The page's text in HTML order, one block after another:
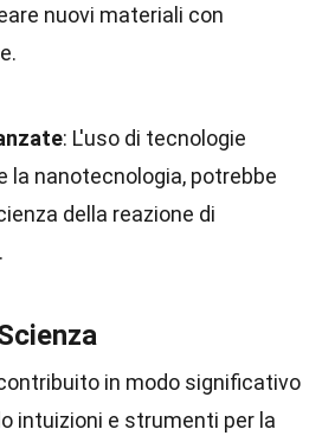
nuovi materiali con
: L'uso di tecnologie
la nanotecnologia, potrebbe
della reazione di
in modo significativo
intuizioni e strumenti per la